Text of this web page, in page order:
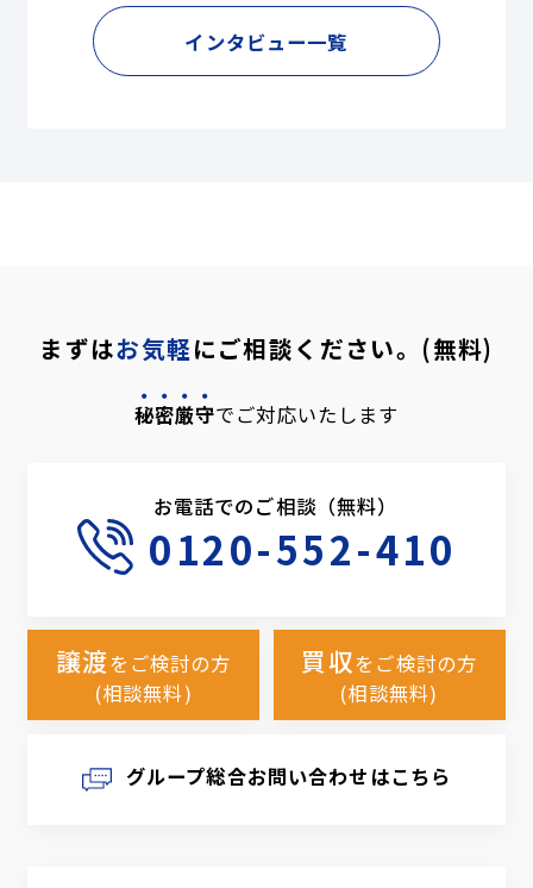
インタビュー一覧
まずはお気軽にご相談ください。(無料)
秘密厳守でご対応いたします
お電話でのご相談（無料）
0120-552-410
譲渡をご検討の方
(相談無料)
買収をご検討の方
(相談無料)
グループ総合お問い合わせはこちら